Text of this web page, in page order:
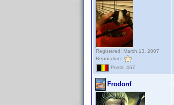
Registered: March 13, 2007
Reputation:
Posts: 467
Frodonf